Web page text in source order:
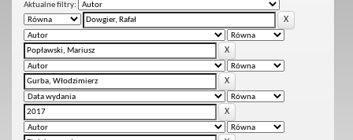
Aktualne filtry: